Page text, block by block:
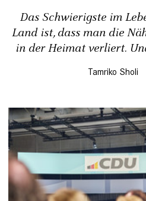
Das Schwierigste im
Land ist, dass man die
in der Heimat verliert.
Tamriko Sholi